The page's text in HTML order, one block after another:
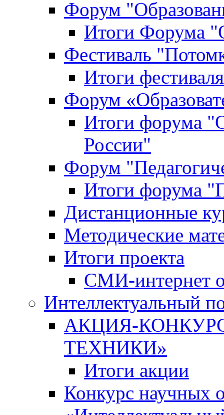
Форум
Итоги Форума
Фестиваль
Итоги
Форум
Итоги форума
России"
Форум
Итоги форума
Дистанционные
Методические
Итоги проекта
СМИ-интернет
Интеллектуальный
АКЦИЯ-
ТЕХНИКИ»
Итоги акции
Конкурс научных